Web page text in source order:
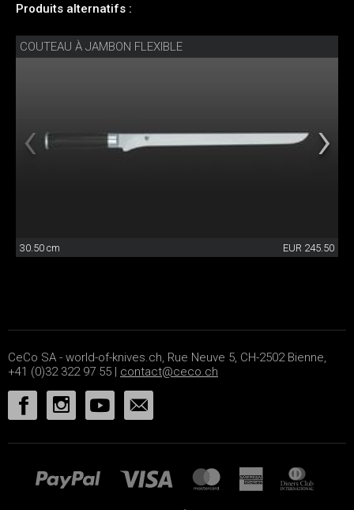
Produits alternatifs :
COUTEAU À JAMBON FLEXIBLE
30.50 cm EUR 245.50
CeCo SA - world-of-knives.ch, Rue Neuve 5, CH-2502 Bienne,
+41 (0)32 322 97 55 | contact@ceco.ch